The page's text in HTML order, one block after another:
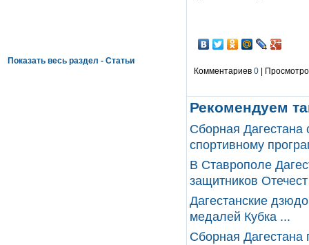
Комментариев 0 |
Рекомендуем
Сборная Дагестана
спортивному
В Ставрополе
защитников
Дагестанские
медалей Кубка ...
Сборная Дагестана
Показать весь раздел - Статьи